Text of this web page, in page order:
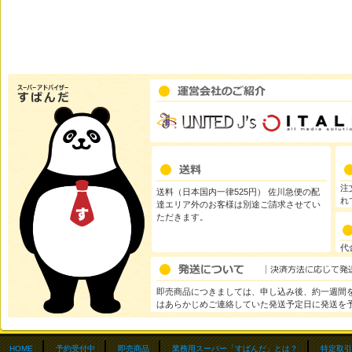
送料（日本国内一律525円） 佐川急便の配
達エリア外のお客様は別途ご請求させてい
ただきます。
注
れ
代
即売商品につきましては、申し込み後、約一週
はあらかじめご連絡していた発送予定日に発送を
HOME 予約受付中 即売商品 業務用スーパー「すぱんだ」とは？ 特定取引